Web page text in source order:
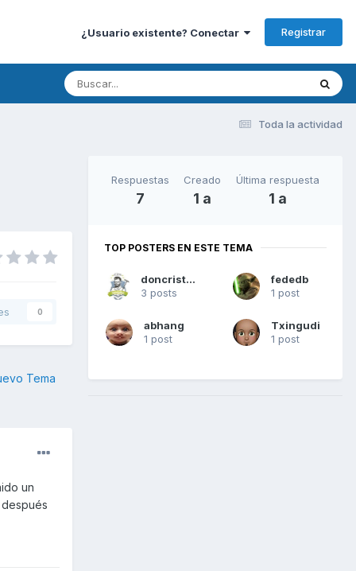
¿Usuario existente? Conectar Registrar
Toda la actividad
0
Tema
un
Respuestas
7
Creado
1 a
Última respuesta
1 a
TOP POSTERS EN ESTE TEMA
doncristasol
3 posts
fededb
1 post
abhang
1 post
Txingudi
1 post